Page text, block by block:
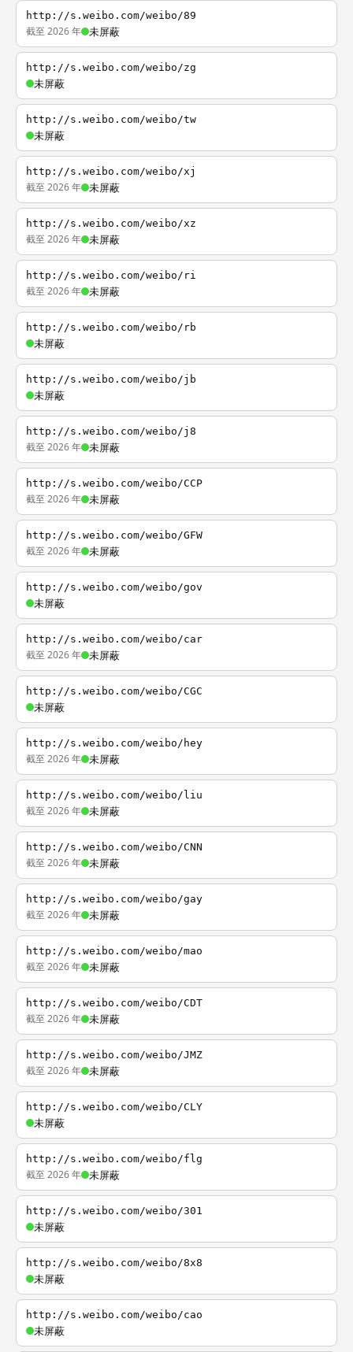
http://s.weibo.com/weibo/89
截至 2026 年 未屏蔽
http://s.weibo.com/weibo/zg
未屏蔽
http://s.weibo.com/weibo/tw
未屏蔽
http://s.weibo.com/weibo/xj
截至 2026 年 未屏蔽
http://s.weibo.com/weibo/xz
截至 2026 年 未屏蔽
http://s.weibo.com/weibo/ri
截至 2026 年 未屏蔽
http://s.weibo.com/weibo/rb
未屏蔽
http://s.weibo.com/weibo/jb
未屏蔽
http://s.weibo.com/weibo/j8
截至 2026 年 未屏蔽
http://s.weibo.com/weibo/CCP
截至 2026 年 未屏蔽
http://s.weibo.com/weibo/GFW
截至 2026 年 未屏蔽
http://s.weibo.com/weibo/gov
未屏蔽
http://s.weibo.com/weibo/car
截至 2026 年 未屏蔽
http://s.weibo.com/weibo/CGC
未屏蔽
http://s.weibo.com/weibo/hey
截至 2026 年 未屏蔽
http://s.weibo.com/weibo/liu
截至 2026 年 未屏蔽
http://s.weibo.com/weibo/CNN
截至 2026 年 未屏蔽
http://s.weibo.com/weibo/gay
截至 2026 年 未屏蔽
http://s.weibo.com/weibo/mao
截至 2026 年 未屏蔽
http://s.weibo.com/weibo/CDT
截至 2026 年 未屏蔽
http://s.weibo.com/weibo/JMZ
截至 2026 年 未屏蔽
http://s.weibo.com/weibo/CLY
未屏蔽
http://s.weibo.com/weibo/flg
截至 2026 年 未屏蔽
http://s.weibo.com/weibo/301
未屏蔽
http://s.weibo.com/weibo/8x8
未屏蔽
http://s.weibo.com/weibo/cao
未屏蔽